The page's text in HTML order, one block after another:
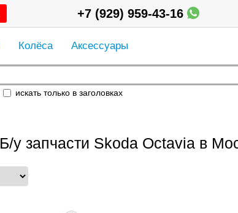
+7 (929) 959-43-16
Колёса Аксессуары
искать только в заголовках
Б/у запчасти Skoda Octavia в